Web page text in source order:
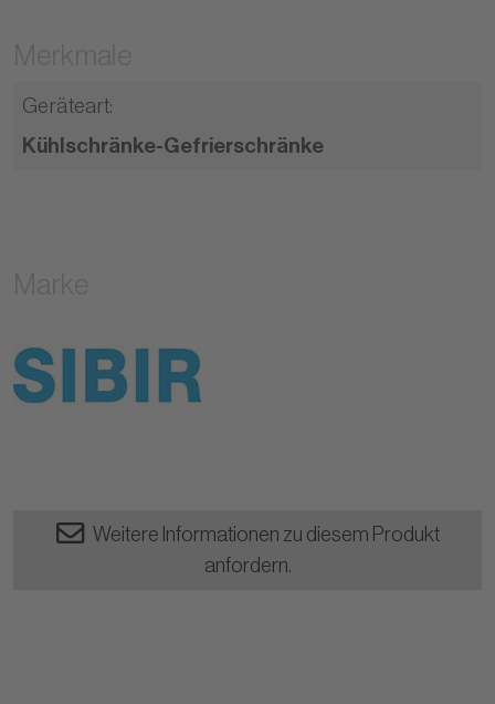
Geräteart:
Kühlschränke-Gefrierschränke
Weitere Informationen zu diesem Produkt
anfordern.